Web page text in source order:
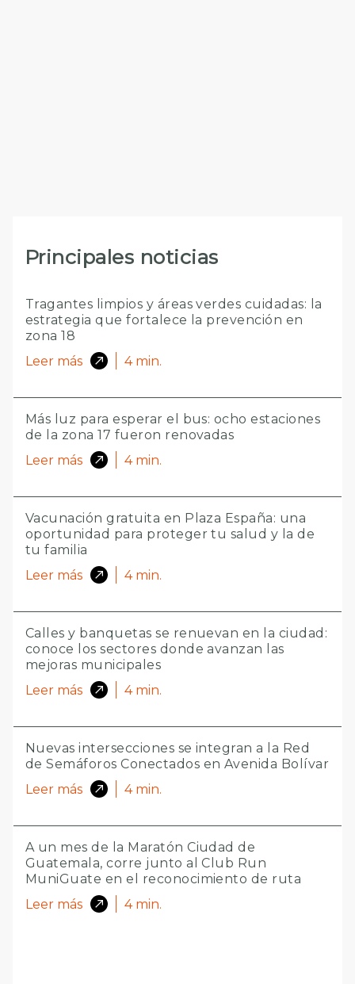
Principales noticias
Tragantes limpios y áreas verdes cuidadas: la
estrategia que fortalece la prevención en
zona 18
Leer más
4 min.
Más luz para esperar el bus: ocho estaciones
de la zona 17 fueron renovadas
Leer más
4 min.
Vacunación gratuita en Plaza España: una
oportunidad para proteger tu salud y la de
tu familia
Leer más
4 min.
Calles y banquetas se renuevan en la ciudad:
conoce los sectores donde avanzan las
mejoras municipales
Leer más
4 min.
Nuevas intersecciones se integran a la Red
de Semáforos Conectados en Avenida Bolívar
Leer más
4 min.
A un mes de la Maratón Ciudad de
Guatemala, corre junto al Club Run
MuniGuate en el reconocimiento de ruta
Leer más
4 min.